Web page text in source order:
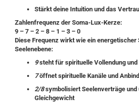
Stärkt deine Intuition und das
Zahlenfrequenz der Soma-Lux-Kerze:
9 – 7 – 2 – 8 – 1 – 3 – 0
Diese Frequenz wirkt wie ein energetischer
Seelenebene:
9steht für spirituelle Vollendung
7öffnet spirituelle Kanäle und
2/8symbolisiert Seelenverträge und
Gleichgewicht